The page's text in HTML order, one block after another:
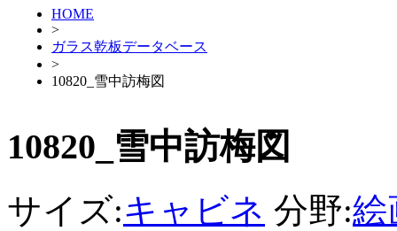
HOME
>
ガラス乾板データベース
>
10820_雪中訪梅図
10820_雪中訪梅図
サイズ:キャビネ 分野:絵